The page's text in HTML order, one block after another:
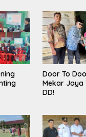
Door To
Mekar Jaya
DD!